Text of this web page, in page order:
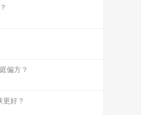
偏方？
更好？